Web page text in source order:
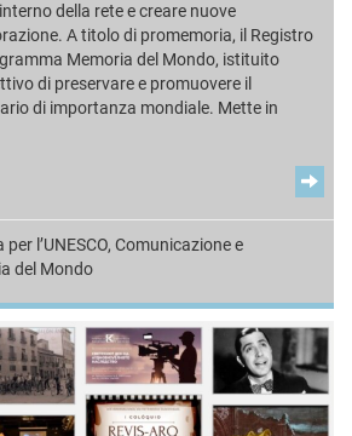
della rete e creare nuove
A titolo di promemoria, il Registro
Memoria del Mondo, istituito
di preservare e promuovere il
di importanza mondiale. Mette in
l’UNESCO, Comunicazione e
del Mondo